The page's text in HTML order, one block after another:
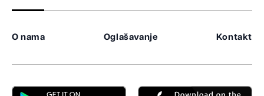
O nama Oglašavanje Kontakt